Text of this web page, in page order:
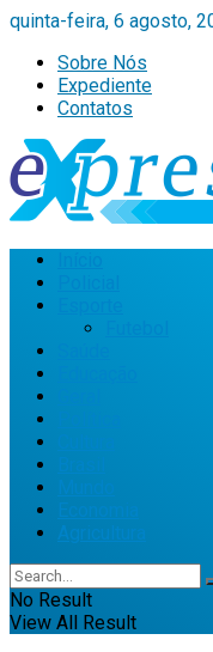
quinta-feira, 6 agosto,
Sobre Nós
Expediente
Contatos
Agricultura
No Result
View All Result